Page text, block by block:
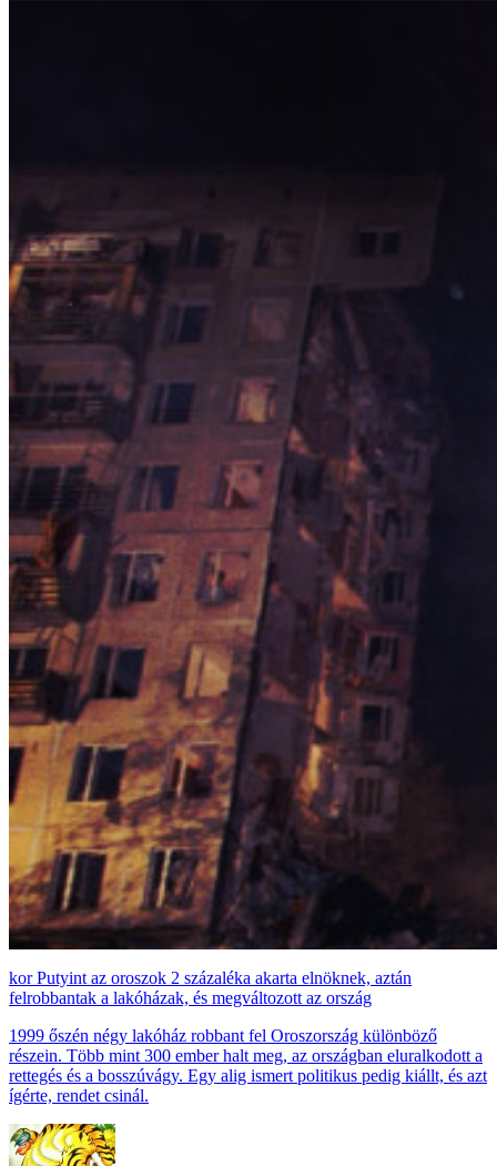
Putyint az oroszok 2 százaléka akarta elnöknek, aztán
felrobbantak a lakóházak, és megváltozott az ország
1999 őszén négy lakóház robbant fel Oroszország különböző
részein. Több mint 300 ember halt meg, az országban eluralkodott a
rettegés és a bosszúvágy. Egy alig ismert politikus pedig kiállt, és azt
ígérte, rendet csinál.